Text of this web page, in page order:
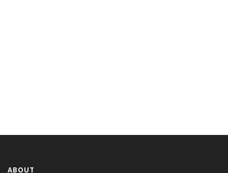
ABOUT